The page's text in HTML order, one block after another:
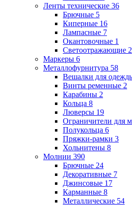
Ленты технические 36
Брючные 5
Киперные 16
Лампасные 7
Окантовочные 1
Светоотражающие 2
Маркеры 6
Металлофурнитура 58
Вешалки для
Винты ременные 2
Карабины 2
Кольца 8
Люверсы 19
Ограничители для
Полукольца 6
Пряжки-рамки 3
Хольнитены 8
Молнии 390
Брючные 24
Декоративные 7
Джинсовые 17
Карманные 8
Металлические 54